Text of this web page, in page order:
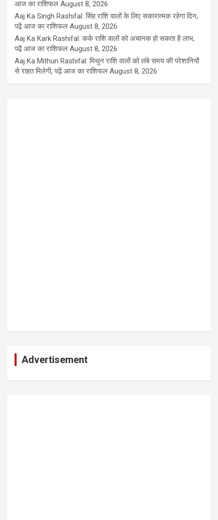
आज का राशिफल August 8, 2026
Aaj Ka Singh Rashifal: सिंह राशि वालों के लिए सकारात्मक रहेगा दिन,
पढ़ें आज का राशिफल August 8, 2026
Aaj Ka Kark Rashifal: कर्क राशि वालों को अचानक हो सकता है लाभ,
पढ़ें आज का राशिफल August 8, 2026
Aaj Ka Mithun Rashifal: मिथुन राशि वालों को लंबे समय की परेशानियों
से राहत मिलेगी, पढ़ें आज का राशिफल August 8, 2026
Advertisement